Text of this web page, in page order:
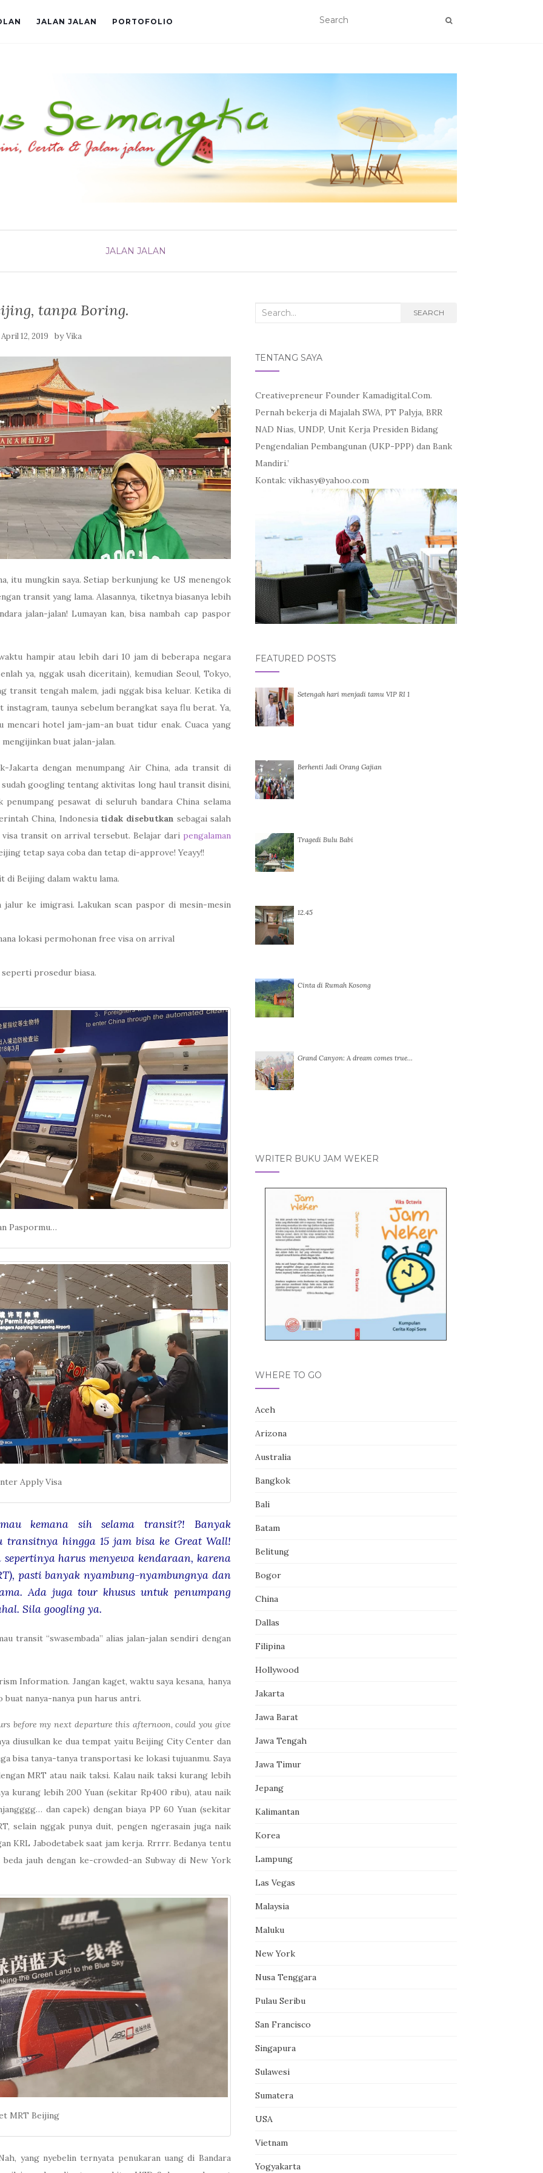
JALAN JALAN PORTOFOLIO
JALAN JALAN
tanpa Boring.
April 12, 2019 byVika
itu mungkin saya. Setiap berkunjung ke US menengok
transit yang lama. Alasannya, tiketnya biasanya lebih
jalan-jalan! Lumayan kan, bisa nambah cap paspor
hampir atau lebih dari 10 jam di beberapa negara
ya, nggak usah diceritain), kemudian Seoul, Tokyo,
transit tengah malem, jadi nggak bisa keluar. Ketika di
taunya sebelum berangkat saya flu berat. Ya,
mencari hotel jam-jam-an buat tidur enak. Cuaca yang
buat jalan-jalan.
Jakarta dengan menumpang Air China, ada transit di
sudah googling tentang aktivitas long haul transit disini,
pesawat di seluruh bandara China selama
China, Indonesia tidak disebutkan sebagai salah
transit on arrival tersebut. Belajar dari pengalaman
tetap saya coba dan tetap di-approve! Yeayy!!
di Beijing dalam waktu lama.
jalur ke imigrasi. Lakukan scan paspor di mesin-mesin
lokasi permohonan free visa on arrival
prosedur biasa.
Paspormu…
Apply Visa
kemana sih selama transit?! Banyak
hingga 15 jam bisa ke Great Wall!
harus menyewa kendaraan, karena
pasti banyak nyambung-nyambungnya dan
Ada juga tour khusus untuk penumpang
Sila googling ya.
transit “swasembada” alias jalan-jalan sendiri dengan
Information. Jangan kaget, waktu saya kesana, hanya
buat nanya-nanya pun harus antri.
before my next departure this afternoon, could you give
diusulkan ke dua tempat yaitu Beijing City Center dan
bisa tanya-tanya transportasi ke lokasi tujuanmu. Saya
MRT atau naik taksi. Kalau naik taksi kurang lebih
kurang lebih 200 Yuan (sekitar Rp400 ribu), atau naik
dan capek) dengan biaya PP 60 Yuan (sekitar
selain nggak punya duit, pengen ngerasain juga naik
KRL Jabodetabek saat jam kerja. Rrrrr. Bedanya tentu
beda jauh dengan ke-crowded-an Subway di New York
MRT Beijing
yang nyebelin ternyata penukaran uang di Bandara
Search
SEARCH
TENTANG SAYA
Creativepreneur Founder Kamadigital.Com.
Pernah bekerja di Majalah SWA, PT Palyja, BRR
NAD Nias, UNDP, Unit Kerja Presiden Bidang
Pengendalian Pembangunan (UKP-PPP) dan Bank
Mandiri.’
Kontak: vikhasy@yahoo.com
FEATURED POSTS
Setengah hari menjadi tamu VIP RI 1
Berhenti Jadi Orang Gajian
Tragedi Bulu Babi
12.45
Cinta di Rumah Kosong
Grand Canyon: A dream comes true…
WRITER BUKU JAM WEKER
WHERE TO GO
Aceh
Arizona
Australia
Bangkok
Bali
Batam
Belitung
Bogor
China
Dallas
Filipina
Hollywood
Jakarta
Jawa Barat
Jawa Tengah
Jawa Timur
Jepang
Kalimantan
Korea
Lampung
Las Vegas
Malaysia
Maluku
New York
Nusa Tenggara
Pulau Seribu
San Francisco
Singapura
Sulawesi
Sumatera
USA
Vietnam
Yogyakarta